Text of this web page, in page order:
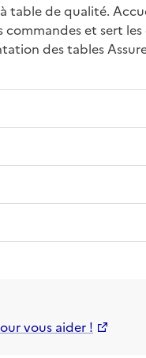
table de qualité.
et sert
des tables
vous aider !